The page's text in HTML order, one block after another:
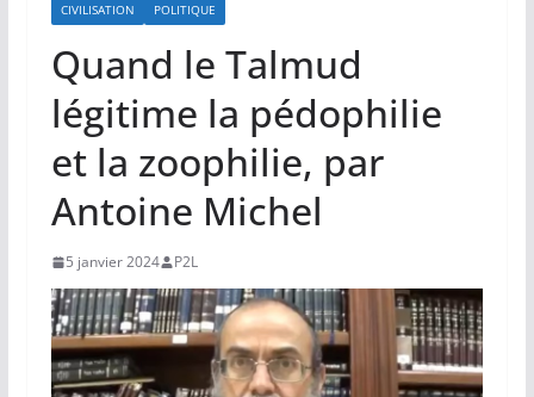
CIVILISATION POLITIQUE
Quand le Talmud
légitime la pédophilie
et la zoophilie, par
Antoine Michel
5 janvier 2024 P2L